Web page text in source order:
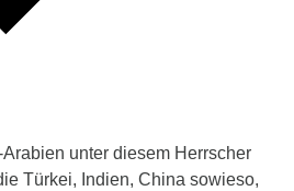
unter diesem Herrscher
Türkei, Indien, China sowieso,